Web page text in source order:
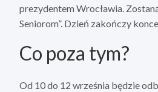
prezydentem Wrocławia.
Seniorom”. Dzień zakończy
Co poza tym?
Od 10 do 12 września będzie